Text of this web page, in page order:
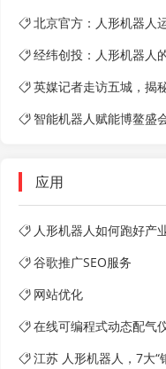
北京官方：人形机器人运控水
经纬创投：人形机器人
英媒记者走访五城，揭
智能机器人赋能博鳌盛
应用
人形机器人如何跑好产
谷歌推广SEO服务
网站优化
在线可编程式动态配气
江苏 人形机器人，7大“